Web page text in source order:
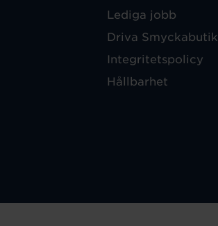
Lediga jobb
Driva Smyckabutik
Integritetspolicy
Hållbarhet